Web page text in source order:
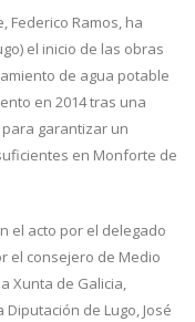
Federico Ramos, ha
el inicio de las obras
de agua potable
en 2014 tras una
garantizar un
en Monforte de
el acto por el delegado
el consejero de Medio
Xunta de Galicia,
de Lugo, José